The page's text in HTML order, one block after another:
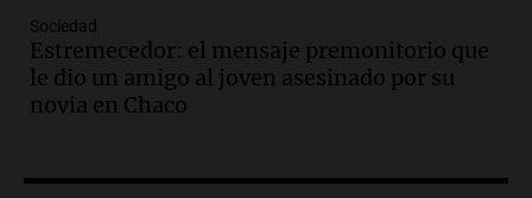
violó libertad condicional al ir al
Mundial de Atlanta
Panorama Federal
Episodios
programa de movilidad sustentable
Sociedad
Estremecedor: el mensaje premonitorio que
le dio un amigo al joven asesinado por su
novia en Chaco